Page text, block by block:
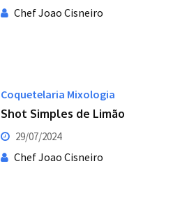
Chef Joao Cisneiro
Coquetelaria Mixologia
Shot Simples de Limão
29/07/2024
Chef Joao Cisneiro